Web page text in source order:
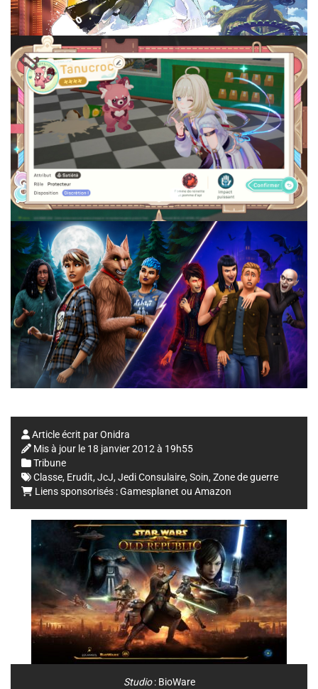
Article écrit parOnidra
Mis à jour le 18 janvier 2012 à 19h55
Tribune
Classe, Erudit, JcJ, Jedi Consulaire, Soin, Zone de guerre
Liens sponsorisés :Gamesplanet ou Amazon
Studio: BioWare